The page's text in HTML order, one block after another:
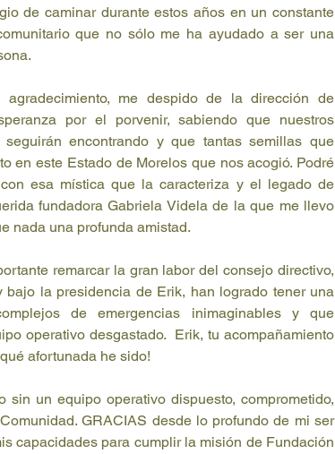
de caminar durante estos años en un constante
que no sólo me ha ayudado a ser una
me despido de la dirección de
por el porvenir, sabiendo que nuestros
encontrando y que tantas semillas que
en este Estado de Morelos que nos acogió. Podré
esa mística que la caracteriza y el legado de
fundadora Gabriela Videla de la que me llevo
nada una profunda amistad.
remarcar la gran labor del consejo directivo,
la presidencia de Erik, han logrado tener una
de emergencias inimaginables y que
operativo desgastado.  Erik, tu acompañamiento
afortunada he sido!
un equipo operativo dispuesto, comprometido,
GRACIAS desde lo profundo de mi ser
capacidades para cumplir la misión de Fundación